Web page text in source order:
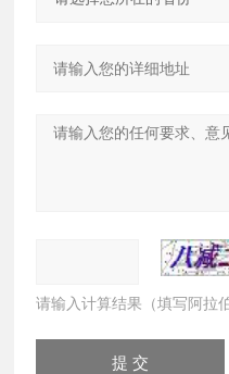
请输入计算结果（填写阿拉